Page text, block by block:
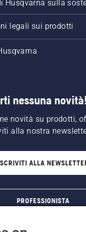
Husqvarna sulla
legali sui prodotti
nessuna novità!
novità su prodotti,
alla nostra
ALLA
PROFESSIONISTA